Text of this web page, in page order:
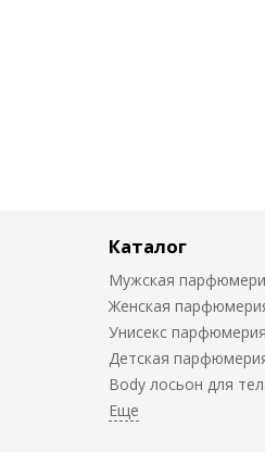
Каталог
Мужская
Женская
Унисекс парфюмерия
Детская
Body лосьон для